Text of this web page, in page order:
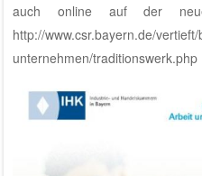
auch online auf der
http://www.csr.bayern.de/vertieft/
unternehmen/traditionswerk.php